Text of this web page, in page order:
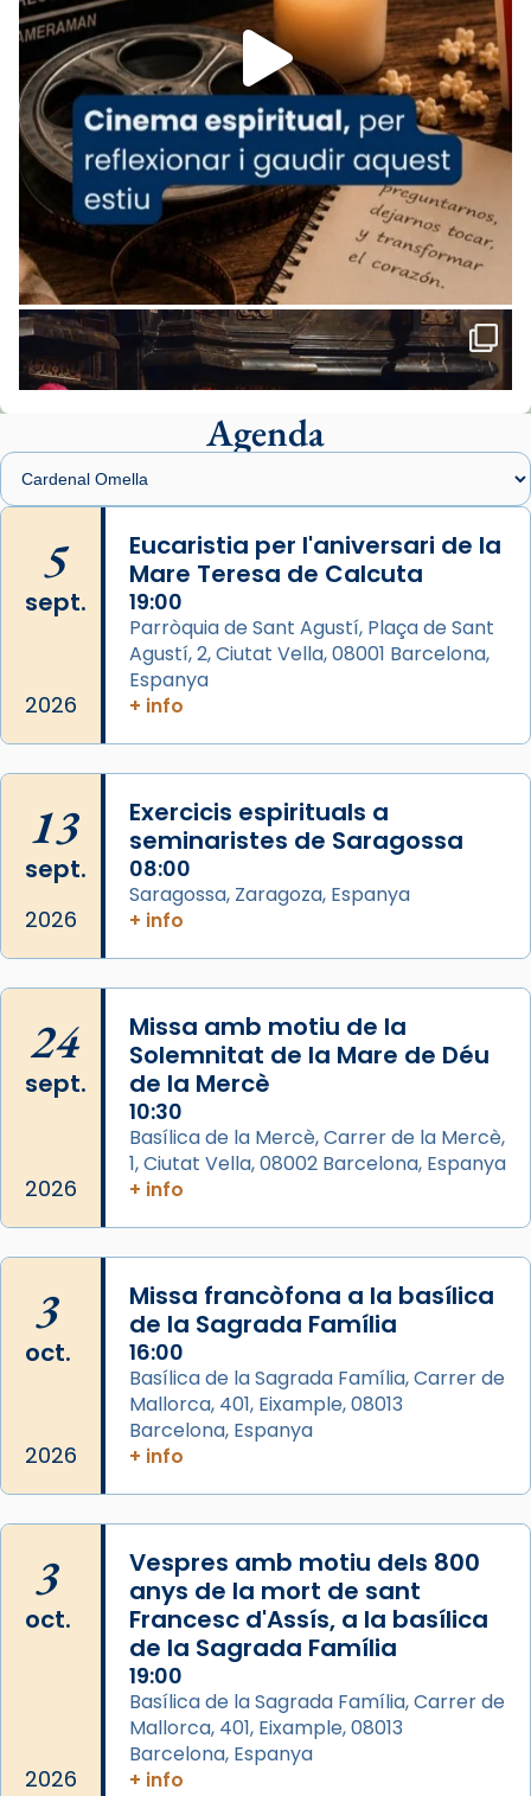
Foto
View on Facebook · Share
Arquebisbat de Barcelona
1 week ago
«Avui les santes Juliana i Semproniana ens
ajuden a alçar la mirada»
Mons. Sergi Gordo, bisbe de Tortosa, ha
presidit aquest 27 de juliol la missa de Les
Santes de Mataró.
🔗tinyurl.com/cvu5jmbk
📸 J. Merino
de Barcelona.
1 week ago
Aquest dilluns, 27 de juliol, ha tingut lloc la
missa d’acció de gràcies en agraïment al
comitè organitzador de la visita apostòlica
del Sant Pare Lleó XIV a Barcelona, i als
L’arquebisbe de Barcelona, el cardenal Joan
Josep Omella, ha presidit la missa i l’ha
concelebrat el bisbe auxiliar de Barcelona,
Mons. David Abadías.
📸 Dr. G. Simón
Arquebisbat de Barcelona
2 weeks ago
Memòria de les santes Juliana i
Semproniana, verges i màrtirs.
Acompanyant la història de sant Cugat, a
partir de l’Edat Mitjana sorgeix la tradició
que les santes Juliana (“relatiu a Júlia”) i
Semproniana (“relatiu a Semprònia =
eterna”) són deixebles seves. I l’any 1667, el
frare Joan Gaspar Roig, afirma en una obra
que les santes són filles de l’antiga Iluro.
Mataró en reivindicarà les relíq
Foto
Agenda
5
sept.
2026
Eucaristia per l'aniversari de la
Mare Teresa de Calcuta
19:00
Parròquia de Sant Agustí, Plaça de Sant
Agustí, 2, Ciutat Vella, 08001 Barcelona,
Espanya
+ info
13
sept.
2026
Exercicis espirituals a
seminaristes de Saragossa
08:00
Saragossa, Zaragoza, Espanya
+ info
24
sept.
2026
Missa amb motiu de la
Solemnitat de la Mare de Déu
de la Mercè
10:30
Basílica de la Mercè, Carrer de la Mercè,
1, Ciutat Vella, 08002 Barcelona, Espanya
+ info
3
oct.
2026
Missa francòfona a la basílica
de la Sagrada Família
16:00
Basílica de la Sagrada Família, Carrer de
Mallorca, 401, Eixample, 08013
Barcelona, Espanya
+ info
3
oct.
2026
Vespres amb motiu dels 800
anys de la mort de sant
Francesc d'Assís, a la basílica
de la Sagrada Família
19:00
Basílica de la Sagrada Família, Carrer de
Mallorca, 401, Eixample, 08013
Barcelona, Espanya
+ info